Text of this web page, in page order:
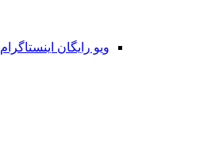
ویو رایگان اینستاگرام